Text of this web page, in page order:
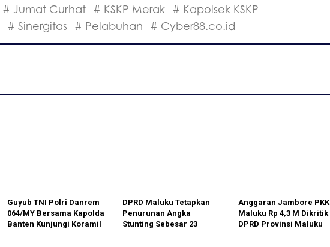
# Jumat Curhat # KSKP Merak # Kapolsek KSKP
# Sinergitas # Pelabuhan # Cyber88.co.id
Guyub TNI Polri Danrem
064/MY Bersama Kapolda
Banten Kunjungi Koramil
DPRD Maluku Tetapkan
Penurunan Angka
Stunting Sebesar 23
Anggaran Jambore PKK
Maluku Rp 4,3 M Dikritik
DPRD Provinsi Maluku